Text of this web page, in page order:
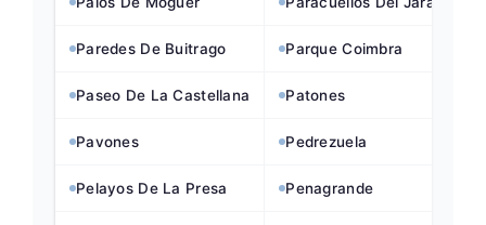
Paredes De Buitrago Parque Coimbra
Paseo De La Castellana Patones
Pavones Pedrezuela
Pelayos De La Presa Penagrande